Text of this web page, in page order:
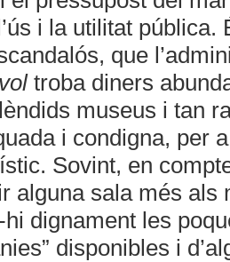
i la utilitat pública.
que
troba diners
museus i tan
i condigna, per
Sovint, en
alguna sala més als
hi dignament les
disponibles i